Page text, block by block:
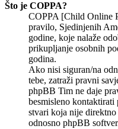
Što je COPPA?
COPPA [Child Online
pravilo, Sjedinjenih
godine, koje nalaže
prikupljanje osobnih
godina.
Ako nisi siguran/na
tebe, zatraži pravni
phpBB Tim ne daje
besmisleno
stvari koja nije direktno
odnosno phpBB